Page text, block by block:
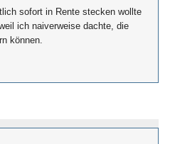
sofort in Rente stecken wollte
ich naiverweise dachte, die
können.